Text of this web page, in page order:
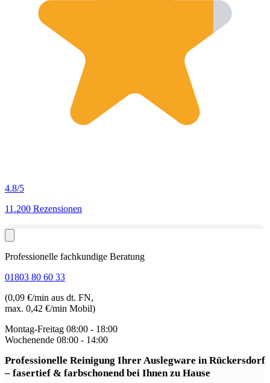
4.8/5
11.200 Rezensionen
Professionelle fachkundige Beratung
01803 80 60 33
(0,09 €/min aus dt. FN,
max. 0,42 €/min Mobil)
Montag-Freitag 08:00 - 18:00
Wochenende 08:00 - 14:00
Professionelle Reinigung Ihrer Auslegware in Rückersdorf
– fasertief & farbschonend bei Ihnen zu Hause